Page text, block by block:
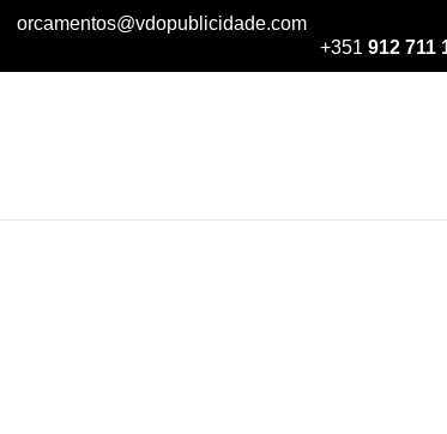
orcamentos@vdopublicidade.com
+351 912 711